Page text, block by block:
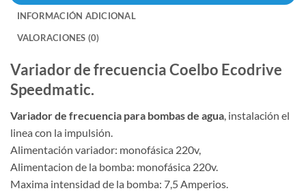
INFORMACIÓN ADICIONAL
VALORACIONES (0)
Variador de frecuencia Coelbo Ecodrive
Speedmatic.
Variador de frecuencia para bombas de agua, instalación el
linea con la impulsión.
Alimentación variador: monofásica 220v,
Alimentacion de la bomba: monofásica 220v.
Maxima intensidad de la bomba: 7,5 Amperios.